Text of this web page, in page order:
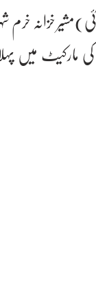
خزانہ
میں پہلا